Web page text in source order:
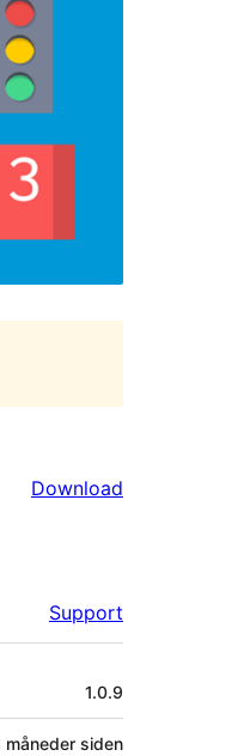
Download
Support
1.0.9
måneder siden